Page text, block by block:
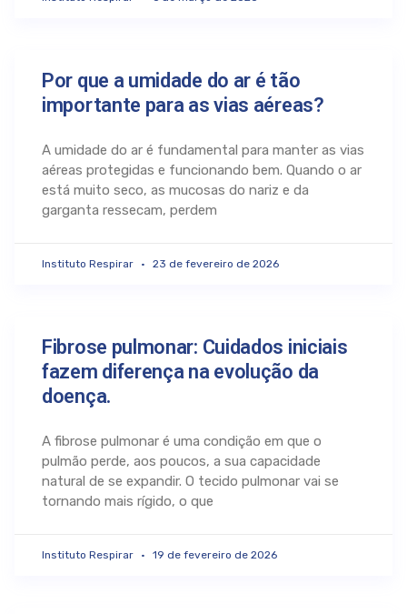
Por que a umidade do ar é tão
importante para as vias aéreas?
A umidade do ar é fundamental para manter as vias
aéreas protegidas e funcionando bem. Quando o ar
está muito seco, as mucosas do nariz e da
garganta ressecam, perdem
Instituto Respirar 23 de fevereiro de 2026
Fibrose pulmonar: Cuidados iniciais
fazem diferença na evolução da
doença.
A fibrose pulmonar é uma condição em que o
pulmão perde, aos poucos, a sua capacidade
natural de se expandir. O tecido pulmonar vai se
tornando mais rígido, o que
Instituto Respirar 19 de fevereiro de 2026